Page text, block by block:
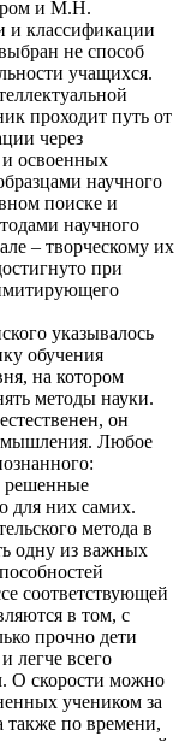
и М.Н.
и классификации
не способ
учащихся.
проходит путь от
через
освоенных
научного
поиске и
научного
– творческому их
при
указывалось
обучения
на котором
методы науки.
он
мышления. Любое
решенные
для них самих.
метода в
одну из важных
соответствующей
в том, с
прочно дети
легче всего
О скорости можно
учеником за
по времени,